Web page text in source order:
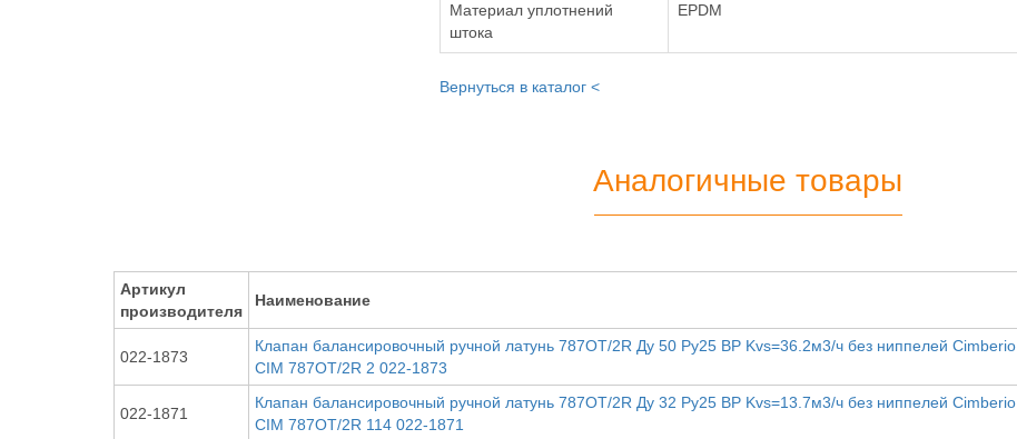
Материал уплотнений
штока
EPDM
Вернуться в каталог <
Аналогичные товары
Артикул
производителя
Наименование
022-1873
Клапан балансировочный ручной латунь 787ОТ/2R Ду 50 Ру25 ВР Kvs=36.2м3/ч без ниппелей Cimberio
CIM 787ОТ/2R 2 022-1873
022-1871
Клапан балансировочный ручной латунь 787ОТ/2R Ду 32 Ру25 ВР Kvs=13.7м3/ч без ниппелей Cimberio
CIM 787OT/2R 114 022-1871